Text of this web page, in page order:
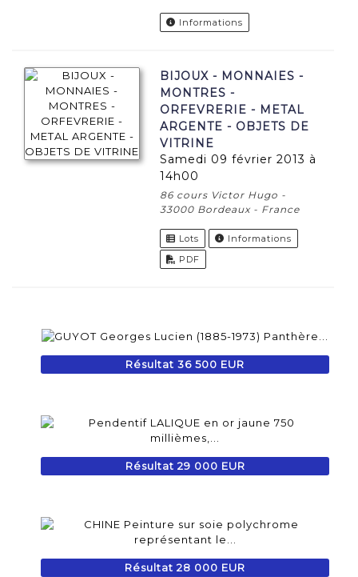
Informations
BIJOUX - MONNAIES -
MONTRES -
ORFEVRERIE - METAL
ARGENTE - OBJETS DE
VITRINE
samedi 09 février 2013 à
14h00
86 cours Victor Hugo -
33000 Bordeaux - France
Lots
Informations
PDF
Résultat 36 500 EUR
Résultat 29 000 EUR
Résultat 28 000 EUR